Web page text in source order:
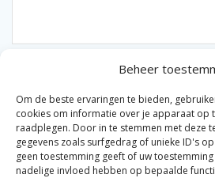
Beheer
Om de beste ervaringen te bieden,
cookies om informatie over je apparaat op
raadplegen. Door in te stemmen met deze
gegevens zoals surfgedrag of unieke ID's
geen toestemming geeft of uw
nadelige invloed hebben op bepaalde
© 2026 Van der Bel Las en